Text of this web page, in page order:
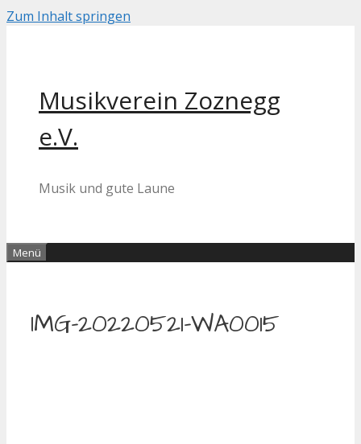
Zum Inhalt springen
Musikverein Zoznegg
e.V.
Musik und gute Laune
Menü
IMG-20220521-WA0015